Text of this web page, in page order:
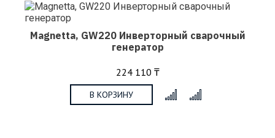
Magnetta, GW220 Инверторный сварочный
генератор
224 110 ₸
В КОРЗИНУ